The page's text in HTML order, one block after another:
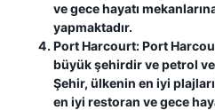
ve gece hayatı
yapmaktadır.
Port Harcourt:Port
büyük şehirdir ve petrol
Şehir, ülkenin en iyi
en iyi restoran ve gece